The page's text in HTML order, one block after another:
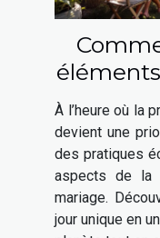
à
À l’heure où la
devient une
des pratiques
aspects de
mariage.
jour unique en